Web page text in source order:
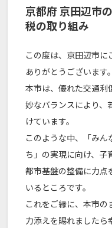
京都府京田辺市
税の取り組み
この度は、京田辺市に
ありがとうございます。
本市は、優れた交通利
妙なバランスにより、
けています。
このような中、「みん
ち」の実現に向け、子
都市基盤の整備に力点
いるところです。
これをご縁に、本市
力添えを賜れましたら